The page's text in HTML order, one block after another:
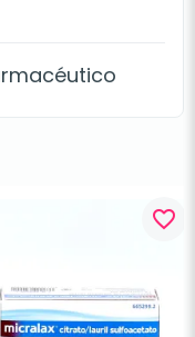
favorite_border